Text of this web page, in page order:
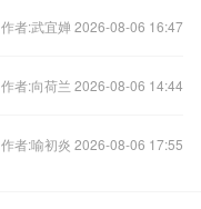
作者:武宜婵 2026-08-06 16:47
作者:向荷兰 2026-08-06 14:44
作者:喻初炎 2026-08-06 17:55